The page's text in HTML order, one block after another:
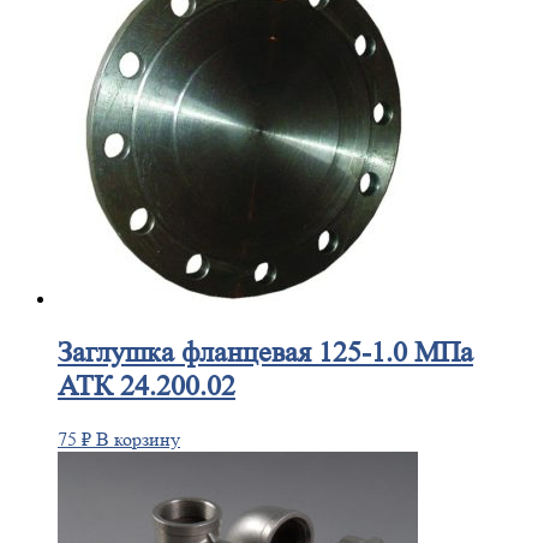
Заглушкафланцевая 125-1.0 МПа
АТК 24.200.02
75 ₽ В корзину